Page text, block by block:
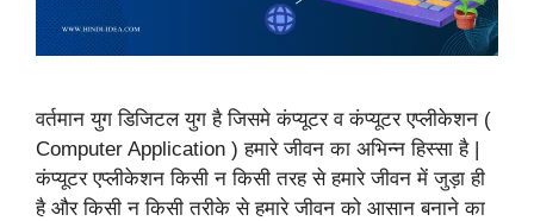
वर्तमान युग डिजिटल युग है जिसमे कंप्यूटर व कंप्यूटर एप्लीकेशन (
Computer Application ) हमारे जीवन का अभिन्न हिस्सा है |
कंप्यूटर एप्लीकेशन किसी न किसी तरह से हमारे जीवन में जुड़ा ही
है और किसी न किसी तरीके से हमारे जीवन को आसान बनाने का